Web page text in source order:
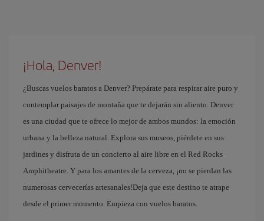
¡Hola, Denver!
¿Buscas vuelos baratos a Denver? Prepárate para respirar aire puro y
contemplar paisajes de montaña que te dejarán sin aliento. Denver
es una ciudad que te ofrece lo mejor de ambos mundos: la emoción
urbana y la belleza natural. Explora sus museos, piérdete en sus
jardines y disfruta de un concierto al aire libre en el Red Rocks
Amphitheatre. Y para los amantes de la cerveza, ¡no se pierdan las
numerosas cervecerías artesanales!Deja que este destino te atrape
desde el primer momento. Empieza con vuelos baratos.